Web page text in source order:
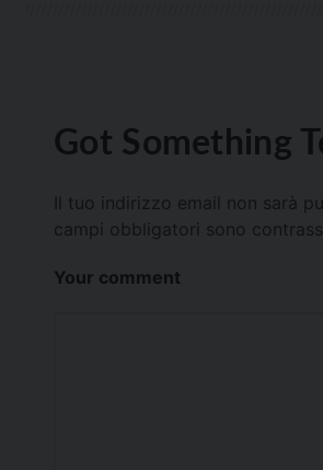
Got Something
Il tuo indirizzo email non sarà
campi obbligatori sono
Your comment